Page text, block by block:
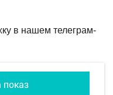
в нашем телеграм-
показ